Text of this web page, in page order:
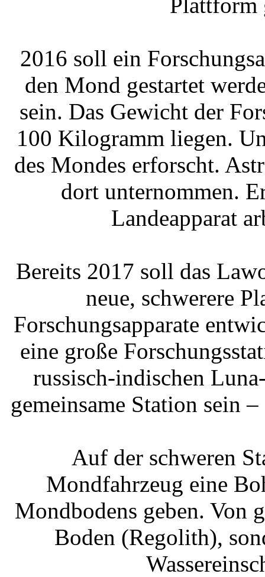
2016 soll ein
den Mond gestartet
sein. Das Gewicht der
100 Kilogramm liegen.
des Mondes erforscht.
dort unternommen.
Landeapparat
Bereits 2017 soll das
neue, schwerere
Forschungsapparate
eine große
russisch-indischen
gemeinsame Station sein
Auf der schweren
Mondfahrzeug eine
Mondbodens geben. Von
Boden (Regolith),